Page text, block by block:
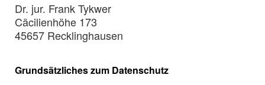
Dr. jur. Frank Tykwer
Cäcilienhöhe 173
45657 Recklinghausen
Grundsätzliches zum Datenschutz